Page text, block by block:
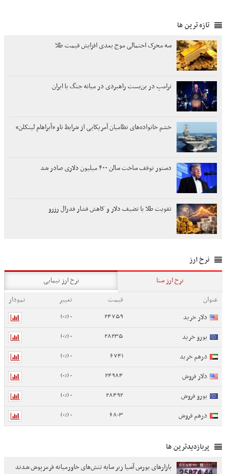
تازه ترین ها
سه محرک احتمالی موج بعدی افزایش قیمت طلا
ترامپ در بن‌بست راهبردی در میانه جنگ با ایران
خشم خانواده‌های نظامیان آمریکایی از شرایط ناو «آبراهام لینکلن»
دستور توقف ساخت سالن ۴۰۰ میلیون دلاری صادر شد
تقویت طلا با تضیف دلار و کاهش فشار فدرال رزرو
نرخ ارز
نرخ ارز سنا
نرخ ارز نیمایی
عنوان
قیمت تغییر
نمودار
دلار خرید
24759
0 (0%)
یورو خرید 28235
0 (0%)
درهم خرید 6741
0 (0%)
دلار فروش 24984
0 (0%)
یورو فروش 28492
0 (0%)
درهم فروش 6803
0 (0%)
پربازدیدترین ها
بازارهای بورس آسیا زیر سایه تنش‌های خاورمیانه قرمزپوش شدند